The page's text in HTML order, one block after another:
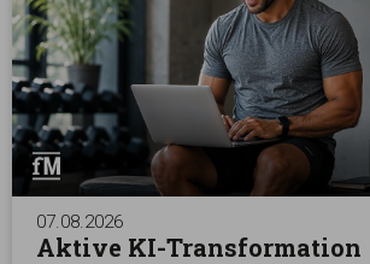
07.08.2026
Aktive KI-Transformation